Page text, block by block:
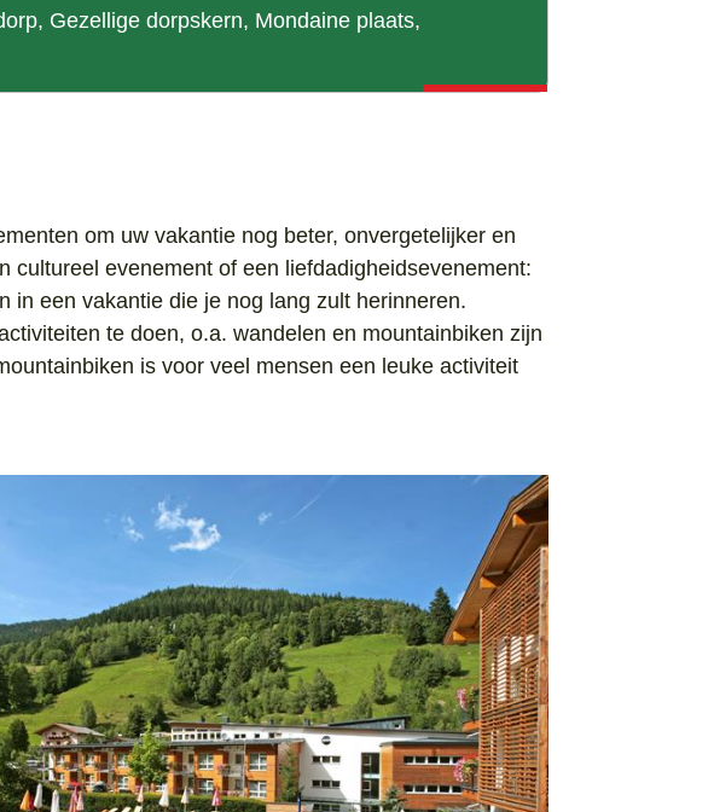
Gezellige dorpskern, Mondaine plaats,
om uw vakantie nog beter, onvergetelijker en
evenement of een liefdadigheidsevenement:
in een vakantie die je nog lang zult herinneren.
te doen, o.a. wandelen en mountainbiken zijn
is voor veel mensen een leuke activiteit